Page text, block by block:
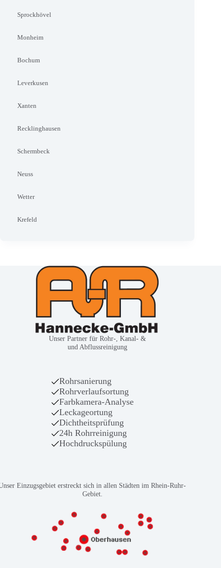
Sprockhövel
Monheim
Bochum
Leverkusen
Xanten
Recklinghausen
Schermbeck
Neuss
Wetter
Krefeld
Unser Partner für Rohr-, Kanal- &
und Abflussreinigung
Rohrsanierung
Rohrverlaufsortung
Farbkamera-Analyse
Leckageortung
Dichtheitsprüfung
24h Rohrreinigung
Hochdruckspülung
Einzugsgebiet erstreckt sich in allen Städten im Rhein-Ruhr-
Gebiet.